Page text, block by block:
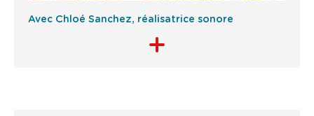
Avec Chloé Sanchez, réalisatrice sonore